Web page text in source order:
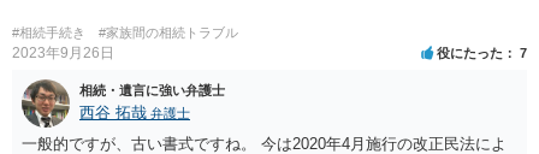
めて、弁護士見解を確認等するためによく打ち合わせた方がよいと思
います。単に面倒臭いということで書面提出をしないということであ
れば、当該弁護士との委任関係を修了した上で、貴方のほうで書面提
出することを検討なさった方がよいでしょう。
#相続手続き #家族間の相続トラブル
2023年9月26日 役にたった 7
相続・遺言に強い弁護士
西谷 拓哉 弁護士
一般的ですが、古い書式ですね。 今は2020年4月施行の改正民法によ